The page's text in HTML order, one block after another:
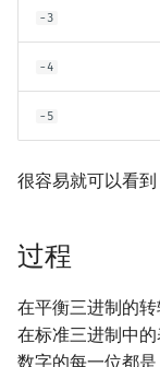
最小表示法
Lyndon 分解
Main–Lorentz 算法
离散对数
高次剩余 & 单位根
数论分块
狄利克雷卷积
Powerful Number
K-D Tree
动态树
析合树
PQ 树
二分图
平面图
弦图
图的着色
Prüfer 序列
空间优化简介
-3
-4
-5
很容易就可以看
过程
在平衡三进制的
在标准三进制中
数字的每一位都是